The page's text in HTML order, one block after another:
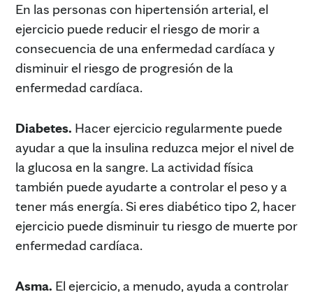
En las personas con hipertensión arterial, el
ejercicio puede reducir el riesgo de morir a
consecuencia de una enfermedad cardíaca y
disminuir el riesgo de progresión de la
enfermedad cardíaca.
Diabetes. Hacer ejercicio regularmente puede
ayudar a que la insulina reduzca mejor el nivel de
la glucosa en la sangre. La actividad física
también puede ayudarte a controlar el peso y a
tener más energía. Si eres diabético tipo 2, hacer
ejercicio puede disminuir tu riesgo de muerte por
enfermedad cardíaca.
Asma. El ejercicio, a menudo, ayuda a controlar